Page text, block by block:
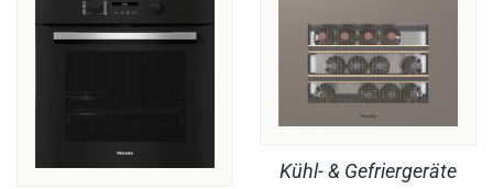
Kühl- & Gefriergeräte